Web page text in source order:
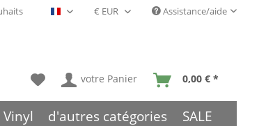
Français- FR Assistance/aide
votre Panier 0,00 € *
Vinyl d'autres catégories SALE